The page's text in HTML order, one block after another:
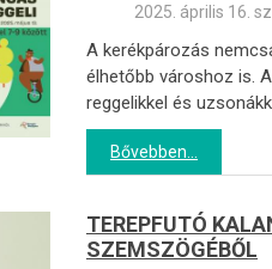
2025. április 16.
A kerékpározás
élhetőbb városhoz is.
reggelikkel és
Bővebben...
TEREPFUTÓ
SZEMSZÖGÉBŐL